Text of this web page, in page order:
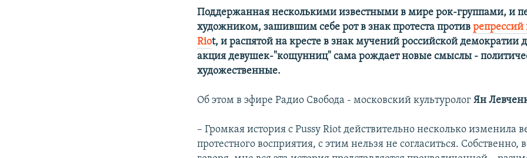
Поддержанная несколькими известными в мире рок-группами, и
художником, зашившим себе рот в знак протеста противрепрессий
Riot, и распятой на кресте в знак мучений российской демократии
акция девушек-"кощунниц" сама рождает новые смыслы -
художественные.
Об этом в эфире Радио Свобода - московский культурологЯн
– Громкая история с Pussy Riot действительно несколько изменила
протестного восприятия, с этим нельзя не согласиться. Собственно,